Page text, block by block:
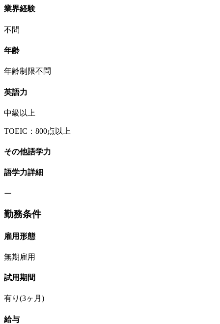
業界経験
不問
年齢
年齢制限不問
英語力
中級以上
TOEIC：800点以上
その他語学力
語学力詳細
ー
勤務条件
雇用形態
無期雇用
試用期間
有り(3ヶ月)
給与